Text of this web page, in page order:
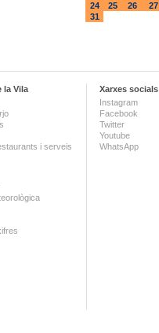
24
25 26 27
31
la Vila
i serveis
Xarxes socials
Instagram
Facebook
Twitter
Youtube
WhatsApp